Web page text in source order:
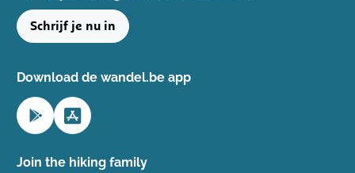
Schrijf je nu in
Download de wandel.be app
Join the hiking family